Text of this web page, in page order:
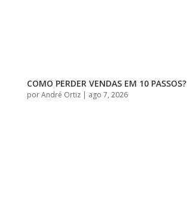
COMO PERDER VENDAS EM 10 PASSOS?
porAndré Ortiz| ago 7, 2026